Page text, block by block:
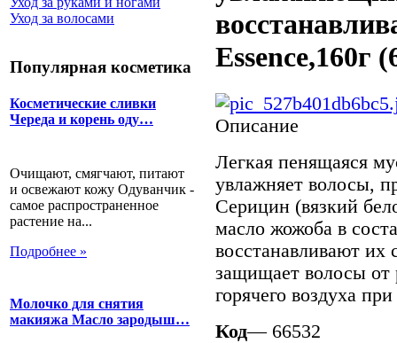
Уход за волосами
Популярная косметика
Косметические сливки
Череда и корень оду…
Очищают, смягчают, питают
и освежают кожу Одуванчик -
самое распространенное
растение на...
Подробнее »
Молочко для снятия
макияжа Масло зародыш…
Essence,160г
Описание
Легкая пенящаяся
увлажняет волосы,
Серицин (вязкий
масло жожоба в
восстанавливают их
защищает волосы от
горячего воздуха
Код— 66532